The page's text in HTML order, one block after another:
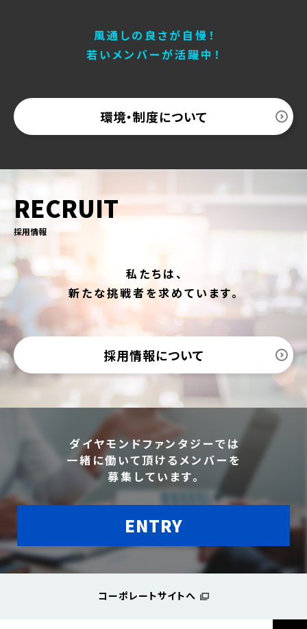
風通しの良さが自慢！
若いメンバーが活躍中！
環境・制度について
RECRUIT
採用情報
私たちは、
新たな挑戦者を求めています。
採用情報について
ダイヤモンドファンタジーでは
一緒に働いて頂けるメンバーを
募集しています。
ENTRY
コーポレートサイトへ